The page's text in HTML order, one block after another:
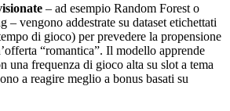
– ad esempio Random Forest o
– vengono addestrate su dataset etichettati
di gioco) per prevedere la propensione
“romantica”. Il modello apprende
una frequenza di gioco alta su slot a tema
a reagire meglio a bonus basati su